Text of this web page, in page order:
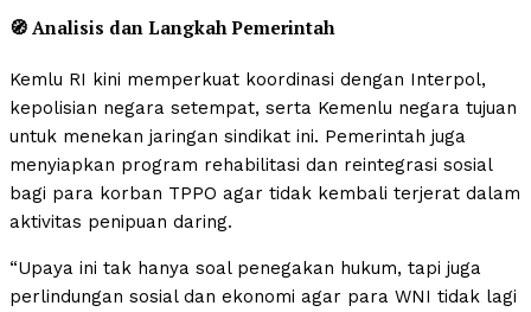
🧭 Analisis dan Langkah Pemerintah
Kemlu RI kini memperkuat koordinasi dengan Interpol,
kepolisian negara setempat, serta Kemenlu negara tujuan
untuk menekan jaringan sindikat ini. Pemerintah juga
menyiapkan program rehabilitasi dan reintegrasi sosial
bagi para korban TPPO agar tidak kembali terjerat dalam
aktivitas penipuan daring.
“Upaya ini tak hanya soal penegakan hukum, tapi juga
perlindungan sosial dan ekonomi agar para WNI tidak lagi